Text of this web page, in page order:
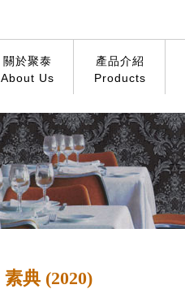
關於聚泰
About Us
產品介紹
Products
素典 (2020)